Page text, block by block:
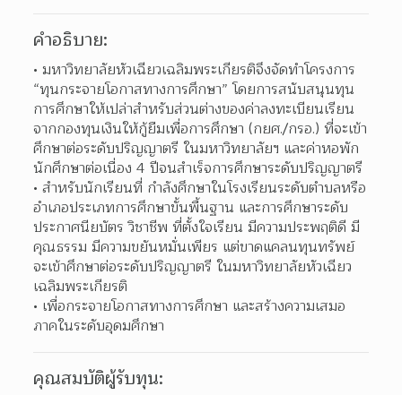
คำอธิบาย:
มหาวิทยาลัยหัวเฉียวเฉลิมพระเกียรติจึงจัดทำโครงการ
“ทุนกระจายโอกาสทางการศึกษา” โดยการสนับสนุนทุน
การศึกษาให้เปล่าสำหรับส่วนต่างของค่าลงทะเบียนเรียน
จากกองทุนเงินให้กู้ยืมเพื่อการศึกษา (กยศ./กรอ.) ที่จะเข้า
ศึกษาต่อระดับปริญญาตรี ในมหาวิทยาลัยฯ และค่าหอพัก
สำหรับนักเรียนที่ กำลังศึกษาในโรงเรียนระดับตำบลหรือ
อำเภอประเภทการศึกษาขั้นพื้นฐาน และการศึกษาระดับ
ประกาศนียบัตร วิชาชีพ ที่ตั้งใจเรียน มีความประพฤติดี มี
คุณธรรม มีความขยันหมั่นเพียร แต่ขาดแคลนทุนทรัพย์
จะเข้าศึกษาต่อระดับปริญญาตรี ในมหาวิทยาลัยหัวเฉียว
เฉลิมพระเกียรติ
เพื่อกระจายโอกาสทางการศึกษา และสร้างความเสมอ
ภาคในระดับอุดมศึกษา
คุณสมบัติผู้รับทุน: